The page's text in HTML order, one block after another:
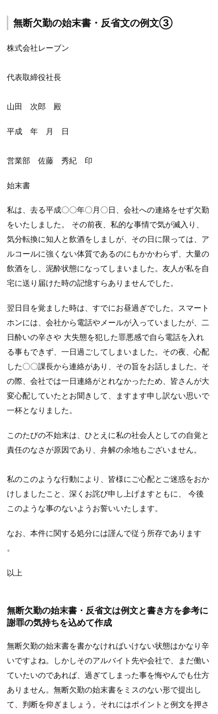
無断欠勤の始末書・反省文の例文③
株式会社レーブン
代表取締役社長
山田 次郎 殿
平成 年 月 日
営業部 佐藤 秀紀 印
始末書
私は、去る平成〇〇年〇月〇日、会社への連絡をせず欠勤
をいたしました。 その前夜、私的な事情で気が滅入り、
気分転換に知人と飲酒をしましが、その日に限っては、ア
ルコールに強くない体質であるのにもかかわらず、大量の
飲酒をし、泥酔状態になってしまいました。友人が私を自
宅に送り届けた時の記憶すらありませんでした。
翌日目を覚ました時は、すでにお昼過ぎでした。スマート
ホンには、会社から電話やメールが入っていましたが、二
日酔いの辛さや 大失態を犯した罪悪感で自ら電話を入れ
る事もできず、一日過ごしてしまいました。その夜、心配
した〇〇課長から連絡があり、その旨をお話しました。そ
の際、会社では一日連絡がとれなかったため、皆さんが大
変心配していたとお聞きして、ますます申し訳ない思いで
一杯となりました。
このたびの不始末は、ひとえに私の社会人としての自覚と
責任のなさが原因であり、弁解の余地もございません。
私のこのような行動により、皆様にご心配とご迷惑をおか
けしましたこと、深くお詫び申し上げますともに、 今後
このような事のないようお誓いいたします。
なお、本件に関する処分には謹んで従う所存であります
。
以上
無断欠勤の始末書・反省文は例文と書き方を参考に
謝罪の気持ちを込めて作成
無断欠勤の始末書を書かなければいけない状態はかなり辛
いですよね。しかしそのアルバイト先や会社で、まだ働い
ていたいのであれば、過ぎてしまった事を悔やんでも仕方
ありません。無断欠勤の始末書をミスのない形で提出し
て、判断を仰ぎましょう。それにはポイントと例文を押さ